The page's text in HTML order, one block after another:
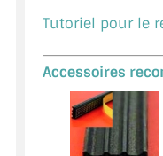
Tutoriel pour le
Accessoires